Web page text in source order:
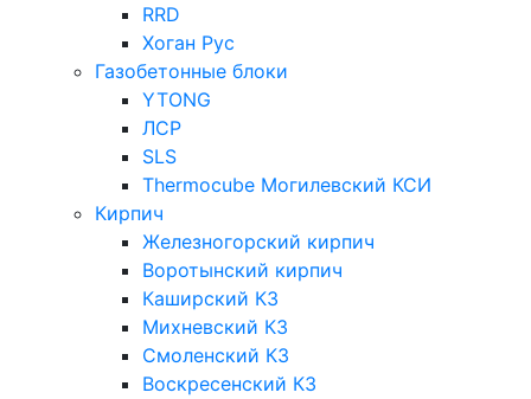
RRD
Хоган Рус
Газобетонные блоки
YTONG
ЛСР
SLS
Thermocube Могилевский КСИ
Кирпич
Железногорский кирпич
Воротынский кирпич
Каширский КЗ
Михневский КЗ
Смоленский КЗ
Воскресенский КЗ